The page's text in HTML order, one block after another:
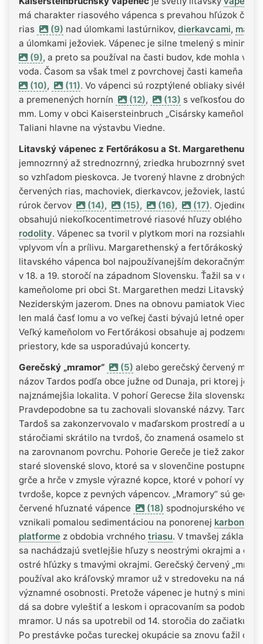
má charakter riasového vápenca s prevahou hľúzok
rias
(9) nad úlomkami lastúrnikov, dierkavcami,
a úlomkami ježoviek. Vápenec je silne tmelený s
(9), a preto sa používal na časti budov, kde mohla
voda. Časom sa však tmel z povrchovej časti kameňa
(10), (11). Vo vápenci sú rozptýlené obliaky sivého
a premenených hornín
(12), (13) s veľkosťou do
mm. Lomy v obci Kaisersteinbruch „Cisársky
Taliani hlavne na výstavbu Viedne.
Litavský vápenec z Fertőrákosu a St. Margarethenu
jemnozrnný až strednozrnný, zriedka hrubozrnný svetlý
so vzhľadom pieskovca. Je tvorený hlavne z drobných
červených rias, machoviek, dierkavcov, ježoviek,
rúrok červov
(14), (15), (16), (17). Ojedinele
obsahujú niekoľkocentimetrové riasové hľuzy oblého
rodolity. Vápenec sa tvoril v plytkom mori na rozsiahlej
vplyvom vĺn a prílivu. Margarethenský a fertőrákoský typ
litavského vápenca bol najpoužívanejším dekoračným
v 18. a 19. storočí na západnom Slovensku. Ťažil sa v
kameňolome pri obci St. Margarethen medzi Litavskými
Neziderským jazerom. Dnes na obnovu pamiatok Viedne
len malá časť lomu a vo veľkej časti bývajú letné operné
Veľký kameňolom vo Fertőrákosi obsahuje aj podzemné
priestory, kde sa usporadúvajú koncerty.
Gerečský „mramor“
(5) alebo gerečský červený
názov Tardos podľa obce južne od Dunaja, pri ktorej je
najznámejšia lokalita. V pohorí Gerecse žila slovenská
Pravdepodobne sa tu zachovali slovanské názvy. Tardos,
Tardoš sa zakonzervovalo v maďarskom prostredí a u
stáročiami skrátilo na tvrdoš, čo znamená osamelo
na zarovnanom povrchu. Pohorie Gereče je tiež
staré slovenské slovo, ktoré sa v slovenčine postupne
grče a hrče v zmysle výrazné kopce, ktoré v pohorí
tvrdoše, kopce z pevných vápencov. „Mramory“ sú
červené hľuznaté vápence
(18) spodnojurského veku,
vznikali pomalou sedimentáciou na ponorenej
platforme z obdobia vrchného triasu. V tmavšej
sa nachádzajú svetlejšie hľuzy s neostrými okrajmi a
ostré hľúzky s tmavými okrajmi. Gerečský červený
používal ako kráľovský mramor už v stredoveku na
významné osobnosti. Pretože vápenec je hutný s
dá sa dobre vyleštiť a leskom i opracovaním sa podobá na
mramor. U nás sa upotrebil od 14. storočia do začiatku
Po prestávke počas tureckej okupácie sa znovu ťažil od